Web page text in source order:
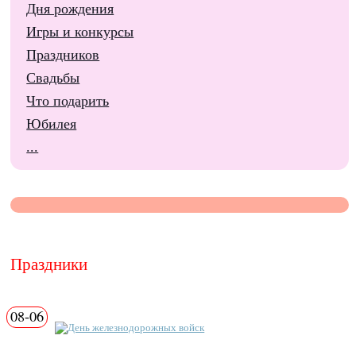
Дня рождения
Игры и конкурсы
Праздников
Свадьбы
Что подарить
Юбилея
...
Праздники
08-06
День железнодорожных войск